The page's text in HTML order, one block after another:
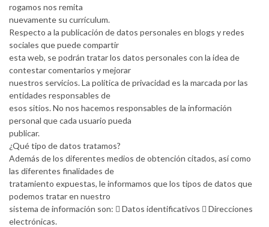
rogamos nos remita
nuevamente su currículum.
Respecto a la publicación de datos personales en blogs y redes
sociales que puede compartir
esta web, se podrán tratar los datos personales con la idea de
contestar comentarios y mejorar
nuestros servicios. La política de privacidad es la marcada por las
entidades responsables de
esos sitios. No nos hacemos responsables de la información
personal que cada usuario pueda
publicar.
¿Qué tipo de datos tratamos?
Además de los diferentes medios de obtención citados, así como
las diferentes finalidades de
tratamiento expuestas, le informamos que los tipos de datos que
podemos tratar en nuestro
sistema de información son:  Datos identificativos  Direcciones
electrónicas.